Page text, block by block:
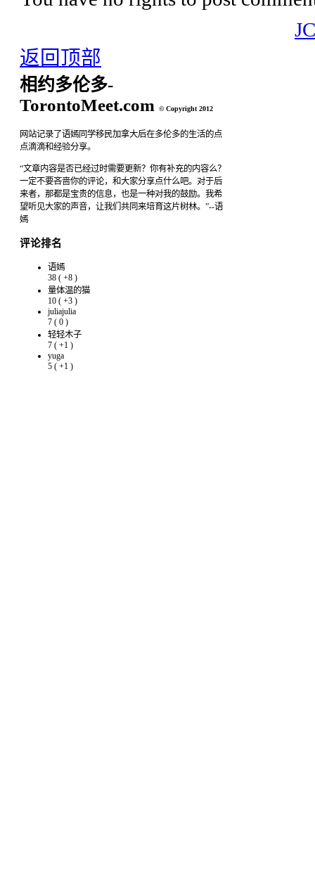
返回顶部
相约多伦多-
TorontoMeet.com © Copyright 2012
网站记录了语嫣同学移民加拿大后在多伦多的生活的点
点滴滴和经验分享。
“文章内容是否已经过时需要更新？你有补充的内容么？
一定不要吝啬你的评论，和大家分享点什么吧。对于后
来者，那都是宝贵的信息，也是一种对我的鼓励。我希
望听见大家的声音，让我们共同来培育这片树林。”--语
嫣
评论排名
语嫣
38 ( +8 )
量体温的猫
10 ( +3 )
juliajulia
7 ( 0 )
轻轻木子
7 ( +1 )
yuga
5 ( +1 )